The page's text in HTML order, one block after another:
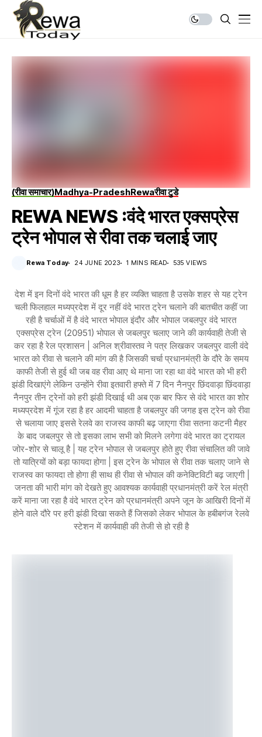
(रीवा समाचार)Madhya-PradeshRewaरीवा टुडे
REWA NEWS :वंदे भारत एक्सप्रेस
ट्रेन भोपाल से रीवा तक चलाई जाए
Rewa Today 24 JUNE 2023 1 MINS READ 535 VIEWS
देश में इन दिनों वंदे भारत की धूम है हर व्यक्ति चाहता है उसके शहर से यह ट्रेन
चली फिलहाल मध्यप्रदेश में दूर नहीं वंदे भारत ट्रेन चलाने की बातचीत कहीं जा
रही है चर्चाओं में है वंदे भारत भोपाल इंदौर और भोपाल जबलपुर वंदे भारत
एक्सप्रेस ट्रेन (20951) भोपाल से जबलपुर चलाए जाने की कार्यवाही तेजी से
कर रहा है रेल प्रशासन | अनिल श्रीवास्तव ने पत्र लिखकर जबलपुर वाली वंदे
भारत को रीवा से चलाने की मांग की है जिसकी चर्चा प्रधानमंत्री के दौरे के समय
काफी तेजी से हुई थी जब वह रीवा आए थे माना जा रहा था वंदे भारत को भी हरी
झंडी दिखाएंगे लेकिन उन्होंने रीवा इतवारी हफ्ते में 7 दिन नैनपुर छिंदवाड़ा छिंदवाड़ा
नैनपुर तीन ट्रेनों को हरी झंडी दिखाई थी अब एक बार फिर से वंदे भारत का शोर
मध्यप्रदेश में गूंज रहा है हर आदमी चाहता है जबलपुर की जगह इस ट्रेन को रीवा
से चलाया जाए इससे रेलवे का राजस्व काफी बढ़ जाएगा रीवा सतना कटनी मैहर
के बाद जबलपुर से तो इसका लाभ सभी को मिलने लगेगा वंदे भारत का ट्रायल
जोर-शोर से चालू है | यह ट्रेन भोपाल से जबलपुर होते हुए रीवा संचालित की जावे
तो यात्रियों को बड़ा फायदा होगा | इस ट्रेन के भोपाल से रीवा तक चलाए जाने से
राजस्व का फायदा तो होगा ही साथ ही रीवा से भोपाल की कनेक्टिविटी बढ़ जाएगी |
जनता की भारी मांग को देखते हुए आवश्यक कार्यवाही प्रधानमंत्री करें रेल मंत्री
करें माना जा रहा है वंदे भारत ट्रेन को प्रधानमंत्री अपने जून के आखिरी दिनों में
होने वाले दौरे पर हरी झंडी दिखा सकते हैं जिसको लेकर भोपाल के हबीबगंज रेलवे
स्टेशन में कार्यवाही की तेजी से हो रही है